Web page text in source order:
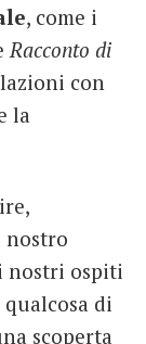
, come i
Racconto di
con
la
nostri ospiti
qualcosa di
scoperta